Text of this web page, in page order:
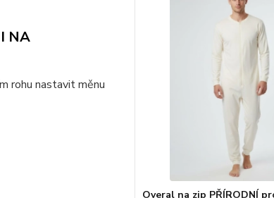
NA
rohu nastavit měnu
Overal na zip PŘÍRODNÍ